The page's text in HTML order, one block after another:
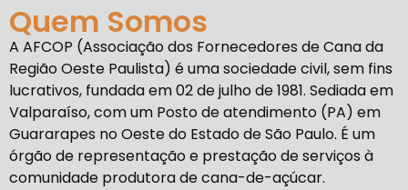
Quem Somos
A AFCOP (Associação dos Fornecedores de Cana da
Região Oeste Paulista) é uma sociedade civil, sem fins
lucrativos, fundada em 02 de julho de 1981. Sediada em
Valparaíso, com um Posto de atendimento (PA) em
Guararapes no Oeste do Estado de São Paulo. É um
órgão de representação e prestação de serviços à
comunidade produtora de cana-de-açúcar.